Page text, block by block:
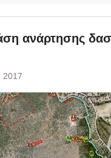
ανάρτησης
2017